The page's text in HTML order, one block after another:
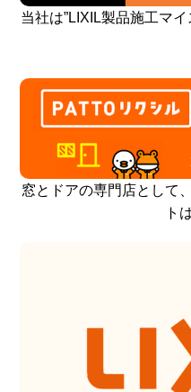
当社は”LIXIL製品施工マ
窓とドアの専門店として
ト